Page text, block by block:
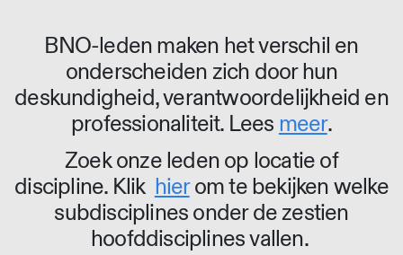
BNO-leden maken het verschil en
onderscheiden zich door hun
deskundigheid, verantwoordelijkheid en
professionaliteit. Lees meer.
Zoek onze leden op locatie of
discipline. Klik hierom te bekijken welke
subdisciplines onder de zestien
hoofddisciplines vallen.